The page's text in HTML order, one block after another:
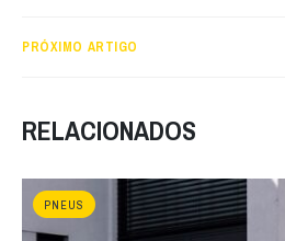
PRÓXIMO ARTIGO
RELACIONADOS
PNEUS